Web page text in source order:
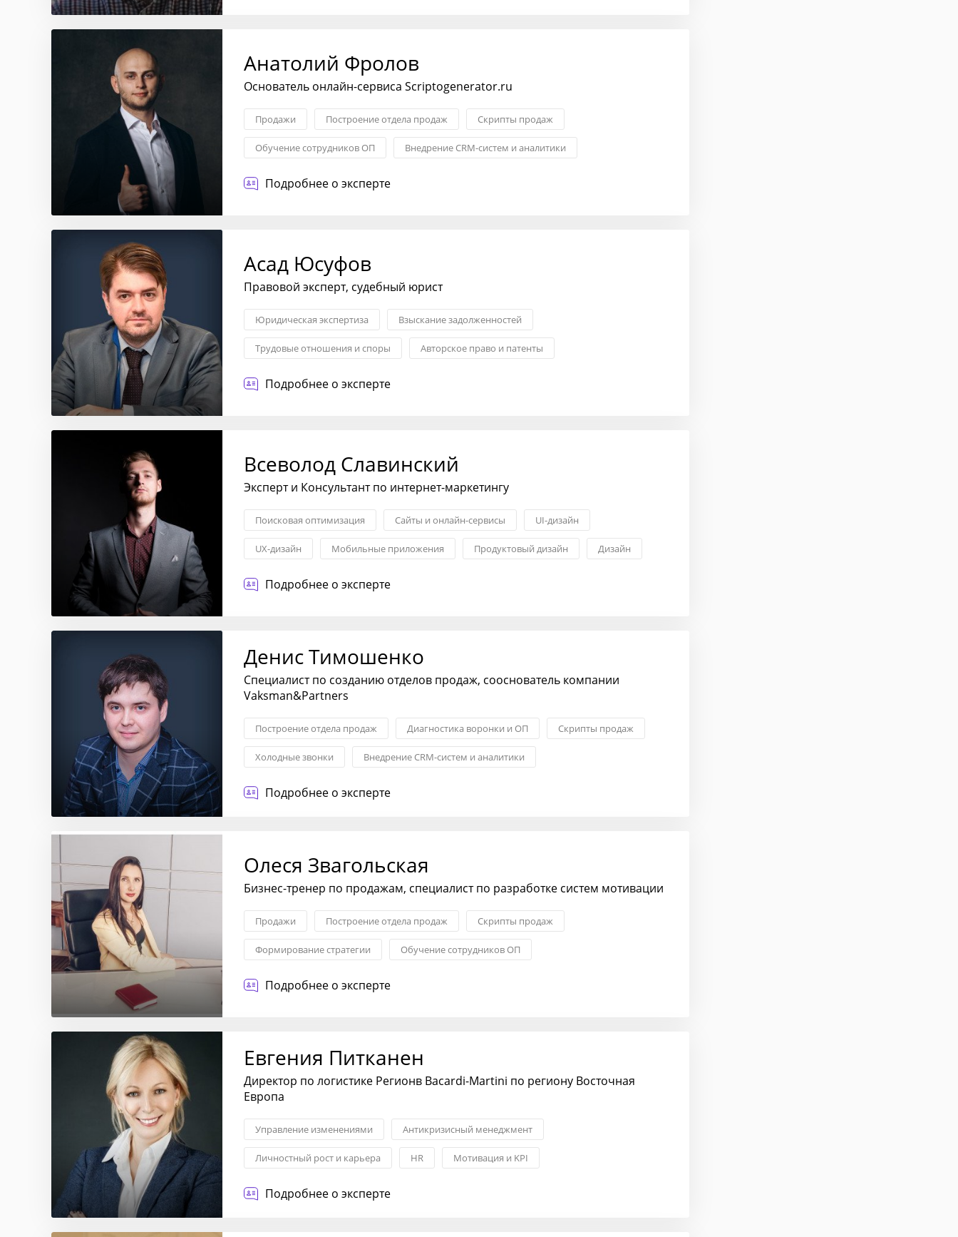
Анатолий Фролов
Основатель онлайн-сервиса Scriptogenerator.ru
Продажи Построение отдела продаж Скрипты продаж
Обучение сотрудников ОП Внедрение CRM-систем и аналитики
Подробнее о эксперте
Асад Юсуфов
Правовой эксперт, судебный юрист
Юридическая экспертиза Взыскание задолженностей
Трудовые отношения и споры Авторское право и патенты
Тендеры и госзакупки
Подробнее о эксперте
Всеволод Славинский
Эксперт и Консультант по интернет-маркетингу
Поисковая оптимизация Сайты и онлайн-сервисы UI-дизайн
UX-дизайн Мобильные приложения Продуктовый дизайн Дизайн
Подробнее о эксперте
Денис Тимошенко
Специалист по созданию отделов продаж, сооснователь компании
Vaksman&Partners
Построение отдела продаж Диагностика воронки и ОП Скрипты продаж
Холодные звонки Внедрение CRM-систем и аналитики
Обучение сотрудников ОП
Подробнее о эксперте
Олеся Звагольская
Бизнес-тренер по продажам, специалист по разработке систем мотивации
Продажи Построение отдела продаж Скрипты продаж
Формирование стратегии Обучение сотрудников ОП
Контроль качества в ОП
Подробнее о эксперте
Евгения Питканен
Директор по логистике Регионв Bacardi-Martini по региону Восточная
Европа
Управление изменениями Антикризисный менеджмент
Личностный рост и карьера HR Мотивация и KPI
Обучение и развитие
Подробнее о эксперте